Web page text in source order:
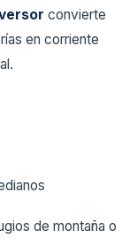
convierte
en corriente
de montaña o